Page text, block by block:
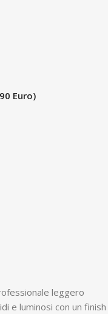
Euro)
leggero
e luminosi con un finish